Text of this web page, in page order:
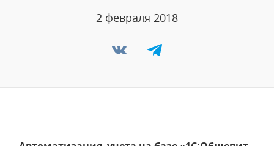
2 февраля 2018